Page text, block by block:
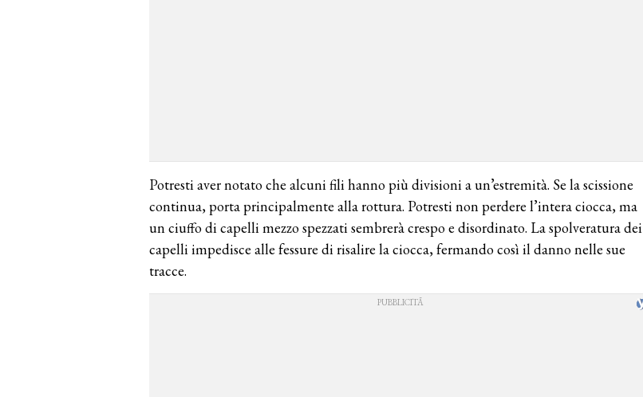
Potresti aver notato che alcuni fili hanno più divisioni a un’estremità. Se la scissione
continua, porta principalmente alla rottura. Potresti non perdere l’intera ciocca, ma
un ciuffo di capelli mezzo spezzati sembrerà crespo e disordinato. La spolveratura dei
capelli impedisce alle fessure di risalire la ciocca, fermando così il danno nelle sue
tracce.